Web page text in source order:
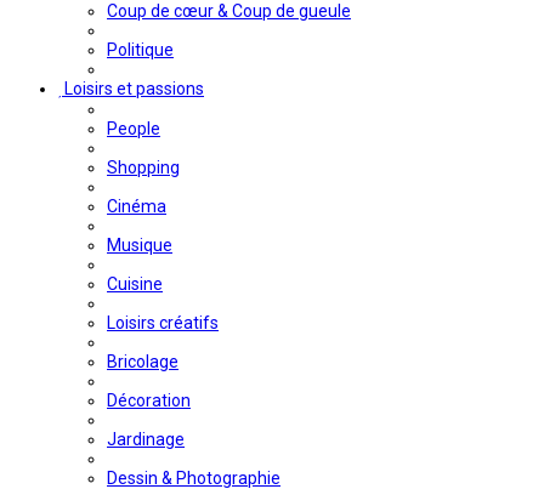
Coup de cœur & Coup de gueule
Politique
Loisirs et passions
People
Shopping
Cinéma
Musique
Cuisine
Loisirs créatifs
Bricolage
Décoration
Jardinage
Dessin & Photographie